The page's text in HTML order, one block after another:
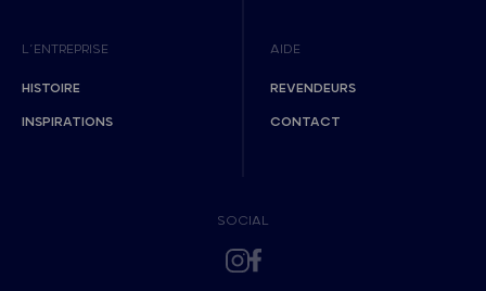
L’ENTREPRISE
HISTOIRE
INSPIRATIONS
AIDE
REVENDEURS
CONTACT
SOCIAL